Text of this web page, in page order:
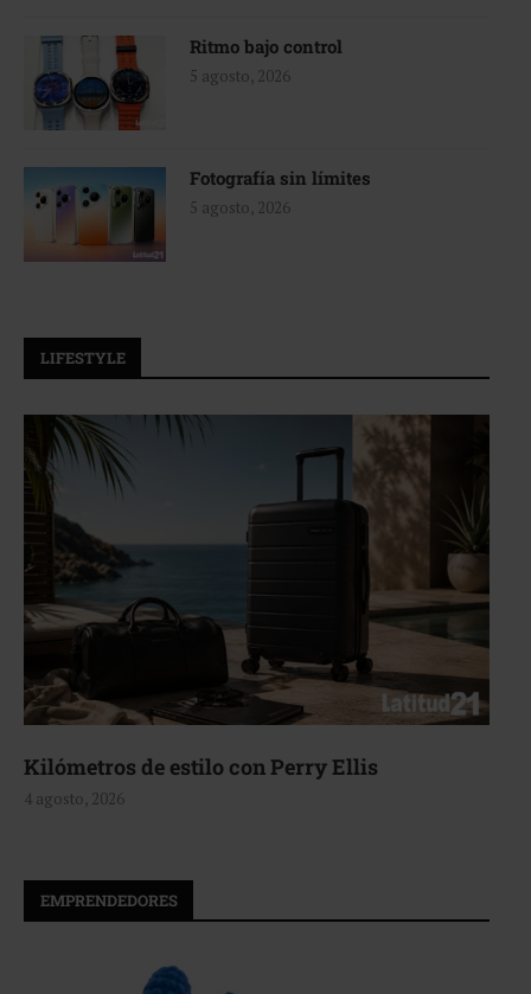
Ritmo bajo control
5 agosto, 2026
Fotografía sin límites
5 agosto, 2026
LIFESTYLE
Aerie, texturas que fluyen
4 agosto, 2026
EMPRENDEDORES